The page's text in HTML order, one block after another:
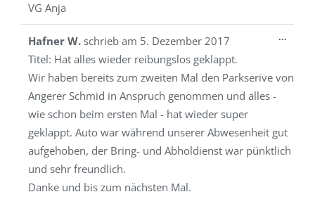
VG Anja
Hafner W. schrieb am 5. Dezember 2017
Titel: Hat alles wieder reibungslos geklappt.
Wir haben bereits zum zweiten Mal den Parkserive von
Angerer Schmid in Anspruch genommen und alles -
wie schon beim ersten Mal - hat wieder super
geklappt. Auto war während unserer Abwesenheit gut
aufgehoben, der Bring- und Abholdienst war pünktlich
und sehr freundlich.
Danke und bis zum nächsten Mal.
...